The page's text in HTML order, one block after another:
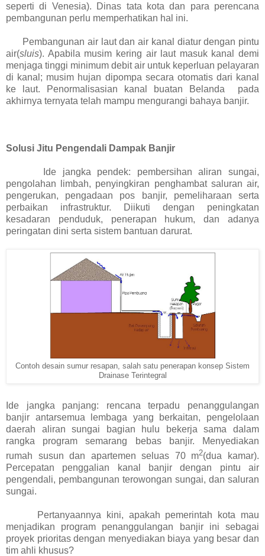
seperti di Venesia). Dinas tata kota dan para perencana
pembangunan perlu memperhatikan hal ini.
Pembangunan air laut dan air kanal diatur dengan pintu
air(sluis). Apabila musim kering air laut masuk kanal demi
menjaga tinggi minimum debit air untuk keperluan pelayaran
di kanal; musim hujan dipompa secara otomatis dari kanal
ke laut. Penormalisasian kanal buatan Belanda pada
akhirnya ternyata telah mampu mengurangi bahaya banjir.
Solusi Jitu Pengendali Dampak Banjir
Ide jangka pendek: pembersihan aliran sungai,
pengolahan limbah, penyingkiran penghambat saluran air,
pengerukan, pengadaan pos banjir, pemeliharaan serta
perbaikan infrastruktur. Diikuti dengan peningkatan
kesadaran penduduk, penerapan hukum, dan adanya
peringatan dini serta sistem bantuan darurat.
Contoh desain sumur resapan, salah satu penerapan konsep Sistem
Drainase Terintegral
Ide jangka panjang: rencana terpadu penanggulangan
banjir antarsemua lembaga yang berkaitan, pengelolaan
daerah aliran sungai bagian hulu bekerja sama dalam
rangka program semarang bebas banjir. Menyediakan
rumah susun dan apartemen seluas 70 m2(dua kamar).
Percepatan penggalian kanal banjir dengan pintu air
pengendali, pembangunan terowongan sungai, dan saluran
sungai.
Pertanyaannya kini, apakah pemerintah kota mau
menjadikan program penanggulangan banjir ini sebagai
proyek prioritas dengan menyediakan biaya yang besar dan
tim ahli khusus?